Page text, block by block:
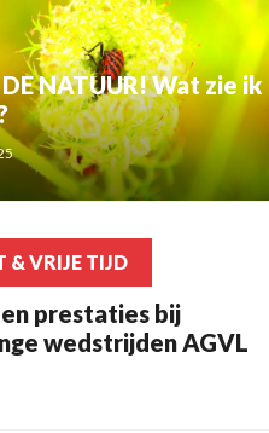
DE NATUUR! Wat zie ik
& VRIJE TIJD
prestaties bij
wedstrijden AGVL